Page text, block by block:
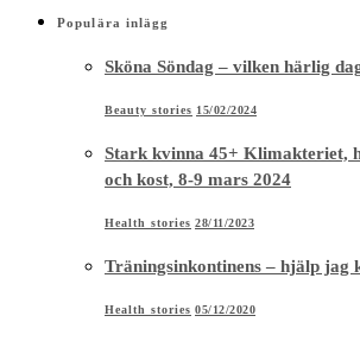
Populära inlägg
Sköna Söndag – vilken härlig
Beauty stories 15/02/2024
Stark kvinna 45+ Klimakteriet,
och kost, 8-9 mars 2024
Health stories 28/11/2023
Träningsinkontinens – hjälp jag
Health stories 05/12/2020